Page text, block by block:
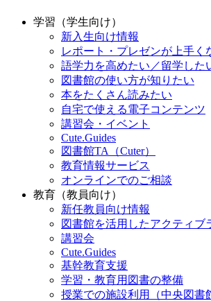
学習（学生向け）
新入生向け情報
レポート・プレゼンが上手く
語学力を高めたい／留学した
図書館の使い方が知りたい
本をたくさん読みたい
自宅で使える電子コンテンツ
講習会・イベント
Cute.Guides
図書館TA（Cuter）
教育情報サービス
オンラインでのご相談
教育（教員向け）
新任教員向け情報
図書館を活用したアクティブ
講習会
Cute.Guides
基幹教育支援
学習・教育用図書の整備
授業での施設利用（中央図書